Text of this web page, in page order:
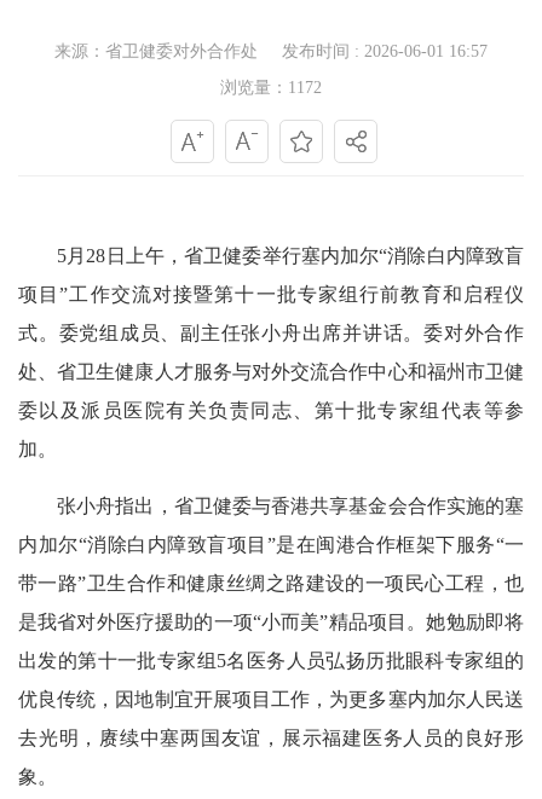
来源：省卫健委对外合作处
发布时间 : 2026-06-01 16:57
浏览量：1172
5月28日上午，省卫健委举行塞内加尔“消除白内障致盲
项目”工作交流对接暨第十一批专家组行前教育和启程仪
式。委党组成员、副主任张小舟出席并讲话。委对外合作
处、省卫生健康人才服务与对外交流合作中心和福州市卫健
委以及派员医院有关负责同志、第十批专家组代表等参
加。
张小舟指出，省卫健委与香港共享基金会合作实施的塞
内加尔“消除白内障致盲项目”是在闽港合作框架下服务“一
带一路”卫生合作和健康丝绸之路建设的一项民心工程，也
是我省对外医疗援助的一项“小而美”精品项目。她勉励即将
出发的第十一批专家组5名医务人员弘扬历批眼科专家组的
优良传统，因地制宜开展项目工作，为更多塞内加尔人民送
去光明，赓续中塞两国友谊，展示福建医务人员的良好形
象。